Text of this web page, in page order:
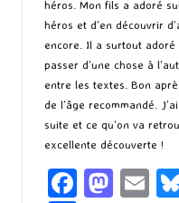
héros. Mon fils a adoré
héros et d’en découvrir
encore. Il a surtout
passer d’une chose à
entre les textes. Bon
de l’âge recommandé.
suite et ce qu’on va
excellente découverte !
Fa M E